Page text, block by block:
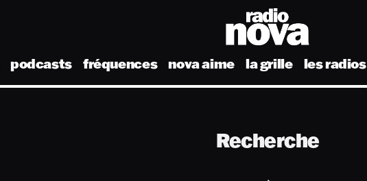
podcasts fréquences nova aime la grille les radios
Recherche